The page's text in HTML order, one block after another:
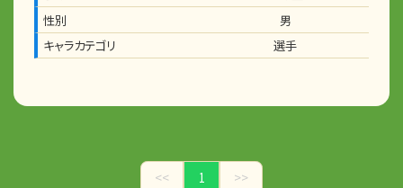
性別
男
キャラカテゴリ
選手
<< 1 >>